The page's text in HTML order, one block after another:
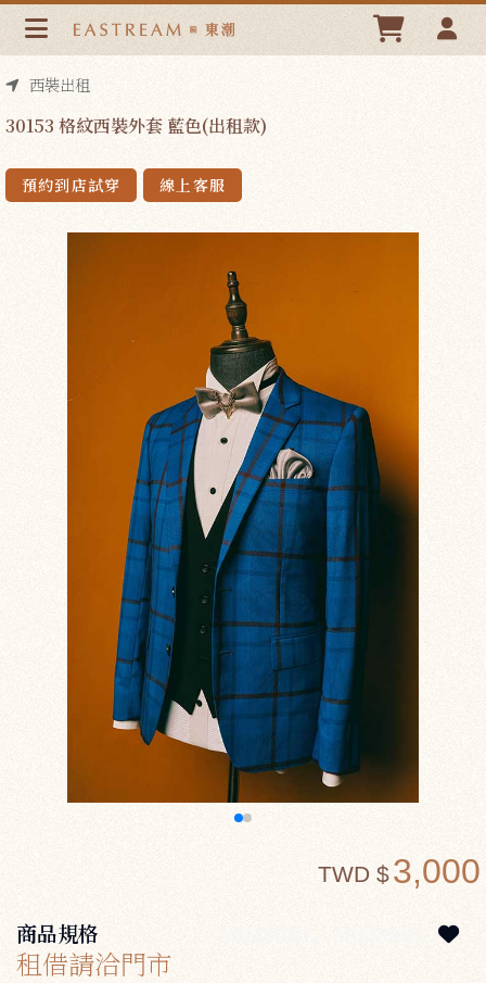
30153 格紋西裝外套 藍色(出租款) | 東潮時裝西服EASTREAM
西裝出租
30153 格紋西裝外套 藍色(出租款)
預約到店試穿 線上客服
3,000
TWD $
商品規格
租借請洽門市